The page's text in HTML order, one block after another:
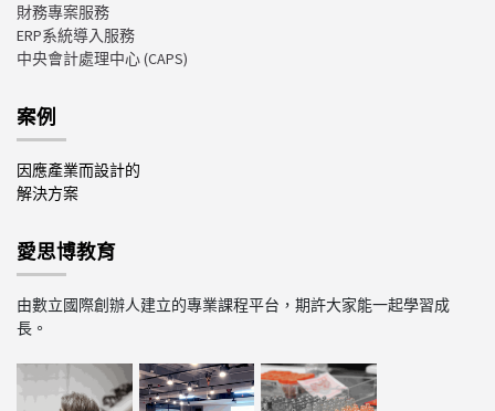
財務專案服務
ERP系統導入服務
中央會計處理中心(CAPS)
案例
因應產業而設計的
解決方案
愛思博教育
由數立國際創辦人建立的專業課程平台，期許大家能一起學習成
長。